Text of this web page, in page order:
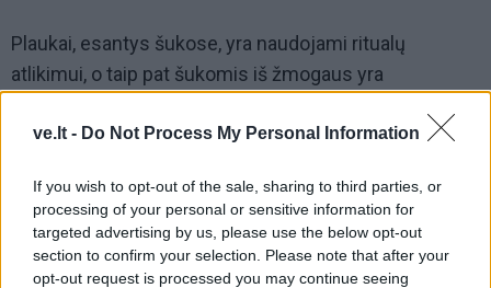
ve.lt - Do Not Process My Personal Information
If you wish to opt-out of the sale, sharing to third parties, or
processing of your personal or sensitive information for
targeted advertising by us, please use the below opt-out
section to confirm your selection. Please note that after your
opt-out request is processed you may continue seeing
Plaukai, esantys šukose, yra naudojami ritualų
atlikimui, o taip pat šukomis iš žmogaus yra
problemas.
9. Laikrodis
Yra sakoma, kad laikrodis sustoja tuo pačiu momentu,